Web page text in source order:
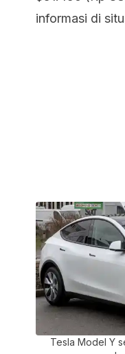
informasi di
Tesla Model Y